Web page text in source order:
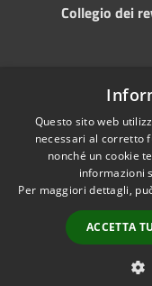
Collegio dei
Accessibility
Privacy
Cookie
Sitemap
Questo sito web
necessari al corretto
nonché un cookie
informazioni
Per maggiori dettagli,
ACCETTA